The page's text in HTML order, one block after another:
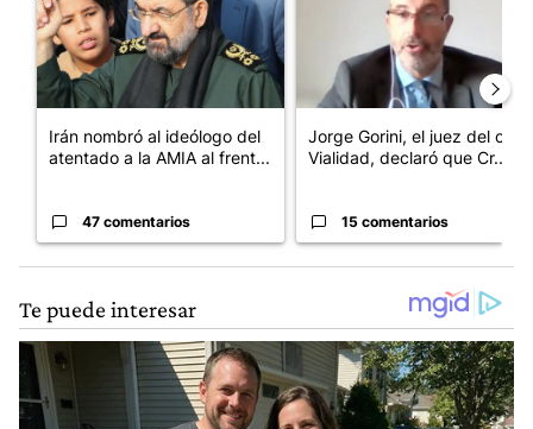
Irán nombró al ideólogo del
atentado a la AMIA al frent...
47 comentarios
Jorge Gorini, el juez del caso
Vialidad, declaró que Cr...
15 comentarios